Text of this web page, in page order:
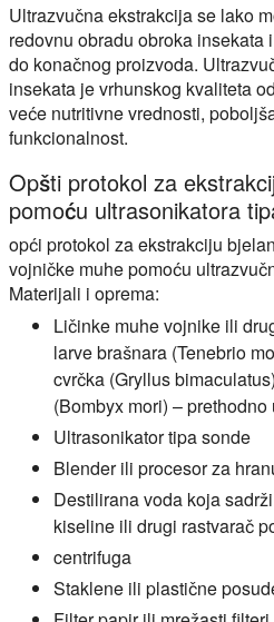
Ultrazvučna ekstrakcija se lako
redovnu obradu obroka insekata
do konačnog proizvoda.
insekata je vrhunskog kvaliteta
veće nutritivne vrednosti,
funkcionalnost.
Opšti protokol za
pomoću ultrasonikatora
opći protokol za ekstrakciju
vojničke muhe pomoću
Materijali i oprema:
Ličinke muhe vojnike ili
larve brašnara (Tenebrio
cvrčka (Gryllus
(Bombyx mori) –
Ultrasonikator tipa sonde
Blender ili procesor za
Destilirana voda koja
kiseline ili drugi rastvarač
centrifuga
Staklene ili plastične